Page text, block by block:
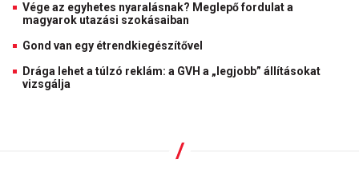
Vége az egyhetes nyaralásnak? Meglepő fordulat a
magyarok utazási szokásaiban
Gond van egy étrendkiegészítővel
Drága lehet a túlzó reklám: a GVH a „legjobb” állításokat
vizsgálja